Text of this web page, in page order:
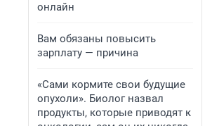
онлайн
Вам обязаны повысить
зарплату — причина
«Сами кормите свои будущие
опухоли». Биолог назвал
продукты, которые приводят к